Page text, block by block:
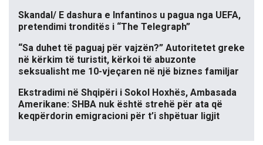
Skandal/ E dashura e Infantinos u pagua nga UEFA,
pretendimi tronditës i “The Telegraph”
“Sa duhet të paguaj për vajzën?” Autoritetet greke
në kërkim të turistit, kërkoi të abuzonte
seksualisht me 10-vjeçaren në një biznes familjar
Ekstradimi në Shqipëri i Sokol Hoxhës, Ambasada
Amerikane: SHBA nuk është strehë për ata që
keqpërdorin emigracioni për t’i shpëtuar ligjit